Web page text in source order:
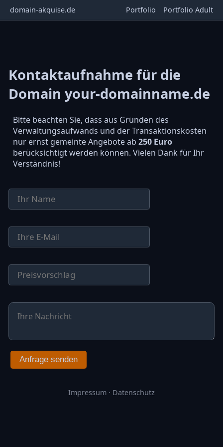
domain-akquise.de Portfolio Portfolio Adult
Kontaktaufnahme für die
Domain your-domainname.de
Bitte beachten Sie, dass aus Gründen des
Verwaltungsaufwands und der Transaktionskosten
nur ernst gemeinte Angebote ab 250 Euro
berücksichtigt werden können. Vielen Dank für Ihr
Verständnis!
Anfrage senden
Impressum · Datenschutz